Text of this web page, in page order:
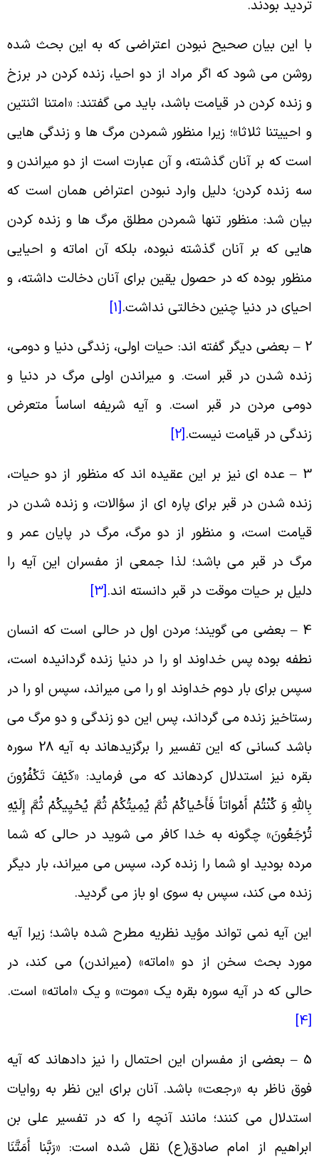
بودند.
این بیان صحیح نبودن اعتراضى که به این بحث شده
مى‏ شود که اگر مراد از دو احیا، زنده کردن در برزخ
زنده کردن در قیامت باشد، باید مى‏ گفتند: «امتنا اثنتین
احییتنا ثلاثا»؛ زیرا منظور شمردن مرگ ها و زندگی هایى
که بر آنان گذشته، و آن عبارت است از دو میراندن و
زنده کردن؛ دلیل وارد نبودن اعتراض همان است که
شد: منظور تنها شمردن مطلق مرگ ها و زنده کردن
که بر آنان گذشته نبوده، بلکه آن اماته و احیایى
بوده که در حصول یقین براى آنان دخالت داشته، و
در دنیا چنین دخالتى نداشت.[1]
2 – بعضى دیگر گفته ‏اند: حیات اولى، زندگى دنیا و دومى،
شدن در قبر است. و میراندن اولى مرگ در دنیا و
مردن در قبر است. و آیه شریفه اساساً متعرض
در قیامت نیست.[2]
3 – عده ای نیز بر این عقیده اند که منظور از دو حیات،
شدن در قبر براى پاره ‏اى از سؤالات، و زنده شدن در
است، و منظور از دو مرگ، مرگ در پایان عمر و
در قبر مى ‏باشد؛ لذا جمعى از مفسران این آیه را
بر حیات موقت در قبر دانسته ‏اند.[3]
4 – بعضی می گویند؛ مردن اول در حالى است که انسان
بوده پس خداوند او را در دنیا زنده گردانیده است،
براى بار دوم خداوند او را مى‏ میراند، سپس او را در
زنده مى ‏گرداند، پس این دو زندگى و دو مرگ مى
‏باشد کسانى که این تفسیر را برگزیده‏اند به آیه 28 سوره
نیز استدلال کرده‏اند که مى فرماید: «کَیْفَ تَکْفُرُونَ
وَ کُنْتُمْ أَمْواتاً فَأَحْیاکُمْ ثُمَّ یُمِیتُکُمْ ثُمَّ یُحْیِیکُمْ ثُمَّ إِلَیْهِ
چگونه به خدا کافر مى ‏شوید در حالى که شما
بودید او شما را زنده کرد، سپس مى‏ میراند، بار دیگر
مى‏ کند، سپس به سوى او باز مى ‏گردید.
آیه نمی تواند مؤید نظریه مطرح شده باشد؛ زیرا آیه
بحث سخن از دو «اماته» (میراندن) مى کند، در
که در آیه سوره بقره یک «موت» و یک «اماته» است.
5 – بعضى از مفسران این احتمال را نیز داده‏اند که آیه
ناظر به «رجعت» باشد. آنان برای این نظر به روایات
می کنند؛ مانند آنچه را که در تفسیر علی بن
از امام صادق(ع) نقل شده است: «رَبَّنا أَمَتَّنَا